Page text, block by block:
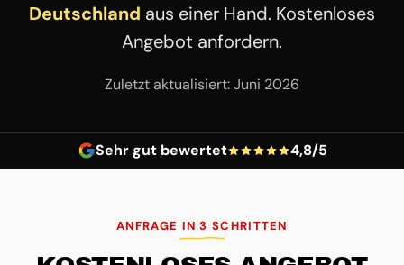
Deutschland aus einer Hand. Kostenloses
Angebot anfordern.
Zuletzt aktualisiert: Juni 2026
Sehr gut bewertet 4,8/5
ANFRAGE IN 3 SCHRITTEN